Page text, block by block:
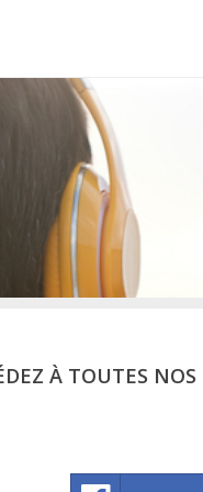
À TOUTES